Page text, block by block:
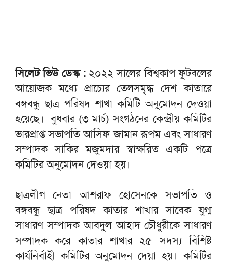
সিলেট ভিউ ডেস্ক : ২০২২ সালের বিশ্বকাপ ফুটবলের
আয়োজক মধ্যে প্রাচ্যের তেলসমৃদ্ধ দেশ কাতারে
বঙ্গবন্ধু ছাত্র পরিষদ শাখা কমিটি অনুমোদন দেওয়া
হয়েছে। বুধবার (৩ মার্চ) সংগঠনের কেন্দ্রীয় কমিটির
ভারপ্রাপ্ত সভাপতি আসিফ জামান রূপম এবং সাধারণ
সম্পাদক সাকির মজুমদার স্বাক্ষরিত একটি পত্রে
কমিটির অনুমোদন দেওয়া হয়।
ছাত্রলীগ নেতা আশরাফ হোসেনকে সভাপতি ও
বঙ্গবন্ধু ছাত্র পরিষদ কাতার শাখার সাবেক যুগ্ম
সাধারণ সম্পাদক আবদুল আহাদ চৌধুরীকে সাধারণ
সম্পাদক করে কাতার শাখার ২৫ সদস্য বিশিষ্ট
কার্যনির্বাহী কমিটির অনুমোদন দেয়া হয়। কমিটির